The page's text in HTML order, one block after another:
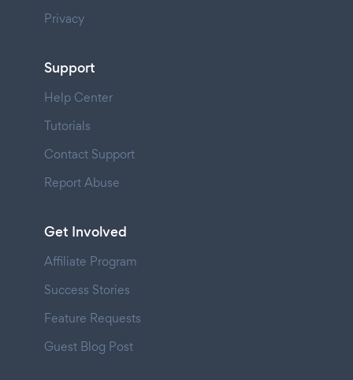
Privacy
Support
Help Center
Tutorials
Contact Support
Report Abuse
Get Involved
Affiliate Program
Success Stories
Feature Requests
Guest Blog Post